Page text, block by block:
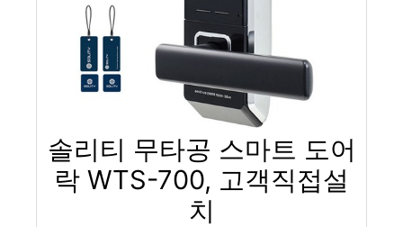
솔리티 무타공 스마트 도어
락 WTS-700, 고객직접설
치